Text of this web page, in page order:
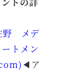
野 メデ
トメン
◀ア